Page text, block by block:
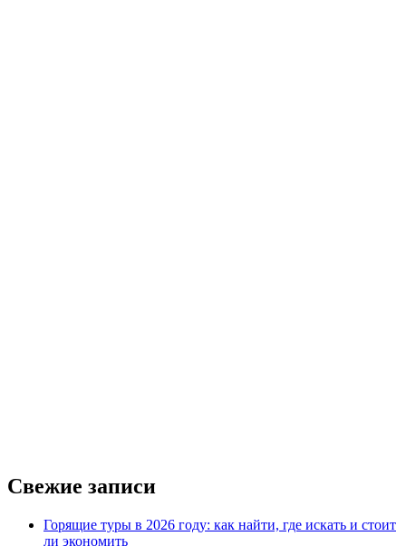
Свежие записи
Горящие туры в 2026 году: как найти, где искать и стоит
ли экономить